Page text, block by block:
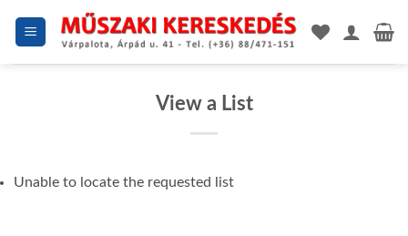
View a List
Unable to locate the requested list